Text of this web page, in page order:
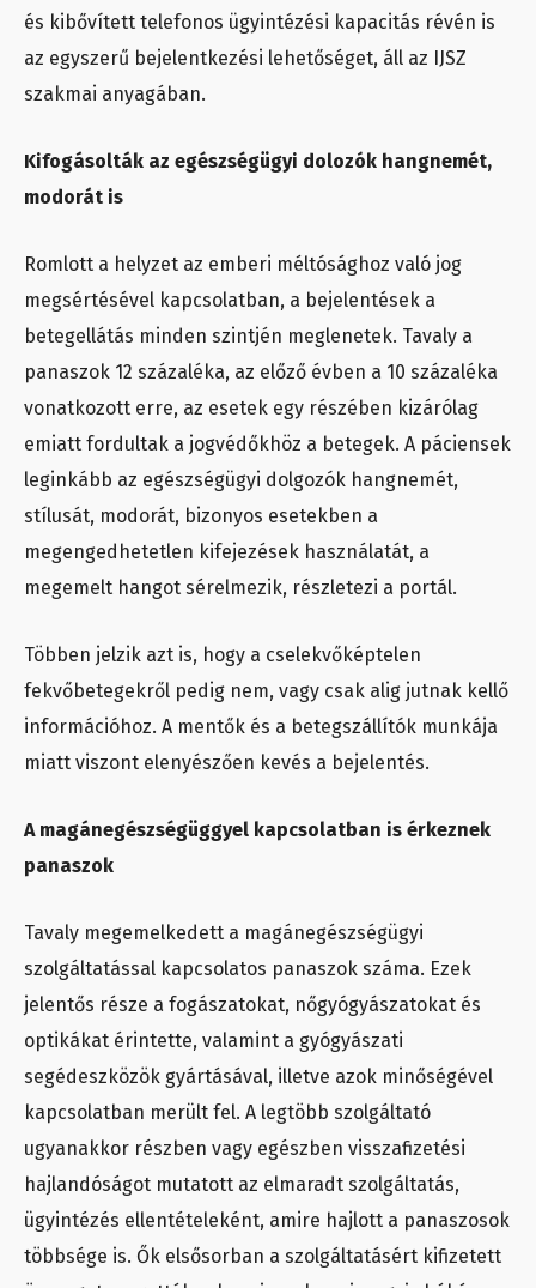
és kibővített telefonos ügyintézési kapacitás révén is
az egyszerű bejelentkezési lehetőséget, áll az IJSZ
szakmai anyagában.
Kifogásolták az egészségügyi dolozók hangnemét,
modorát is
Romlott a helyzet az emberi méltósághoz való jog
megsértésével kapcsolatban, a bejelentések a
betegellátás minden szintjén meglenetek. Tavaly a
panaszok 12 százaléka, az előző évben a 10 százaléka
vonatkozott erre, az esetek egy részében kizárólag
emiatt fordultak a jogvédőkhöz a betegek. A páciensek
leginkább az egészségügyi dolgozók hangnemét,
stílusát, modorát, bizonyos esetekben a
megengedhetetlen kifejezések használatát, a
megemelt hangot sérelmezik, részletezi a portál.
Többen jelzik azt is, hogy a cselekvőképtelen
fekvőbetegekről pedig nem, vagy csak alig jutnak kellő
információhoz. A mentők és a betegszállítók munkája
miatt viszont elenyészően kevés a bejelentés.
A magánegészségüggyel kapcsolatban is érkeznek
panaszok
Tavaly megemelkedett a magánegészségügyi
szolgáltatással kapcsolatos panaszok száma. Ezek
jelentős része a fogászatokat, nőgyógyászatokat és
optikákat érintette, valamint a gyógyászati
segédeszközök gyártásával, illetve azok minőségével
kapcsolatban merült fel. A legtöbb szolgáltató
ugyanakkor részben vagy egészben visszafizetési
hajlandóságot mutatott az elmaradt szolgáltatás,
ügyintézés ellentételeként, amire hajlott a panaszosok
többsége is. Ők elsősorban a szolgáltatásért kifizetett